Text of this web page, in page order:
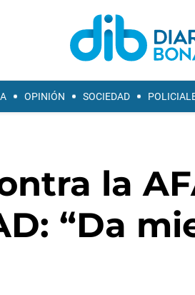
OPINIÓN SOCIEDAD
la
“Da